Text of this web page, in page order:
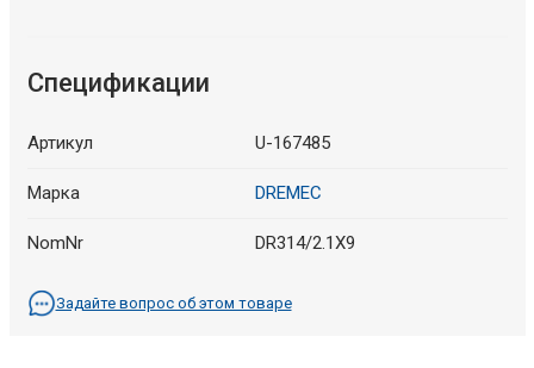
Спецификации
Артикул U-167485
Марка DREMEC
NomNr DR314/2.1X9
Задайте вопрос об этом товаре